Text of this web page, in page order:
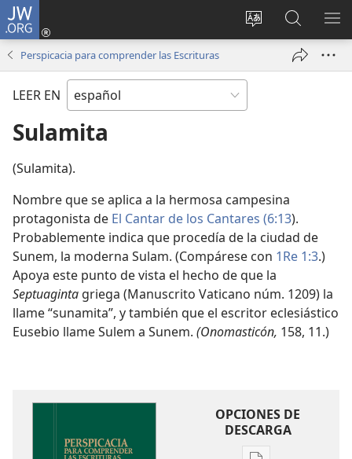
JW.ORG
Cambiar
del sitio
Iniciar
sesión
nueva
en
jw.org
Perspicacia para comprender las Escrituras
LEER EN
Sulamita
(Sulamita).
Nombre que se aplica a la hermosa campesina
protagonista de El Cantar de los Cantares (6:13).
Probablemente indica que procedía de la ciudad de
Sunem, la moderna Sulam. (Compárese con 1Re 1:3.)
Apoya este punto de vista el hecho de que la
Septuaginta griega (Manuscrito Vaticano núm. 1209) la
llame “sunamita”, y también que el escritor eclesiástico
Eusebio llame Sulem a Sunem. (Onomasticón, 158, 11.)
OPCIONES DE
DESCARGA